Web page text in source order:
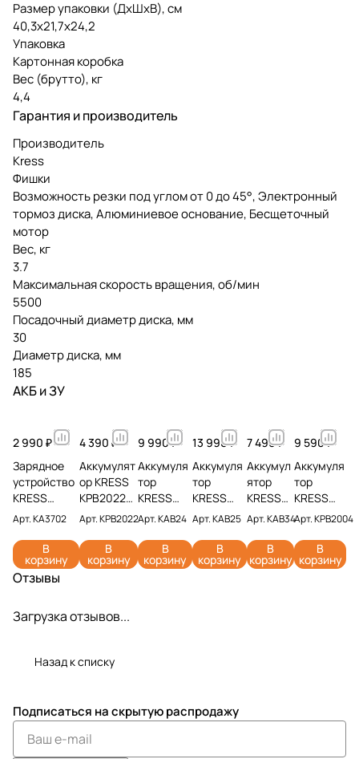
Размер упаковки (ДxШxВ), см
40,3x21,7x24,2
Упаковка
Картонная коробка
Вес (брутто), кг
4,4
Гарантия и производитель
Производитель
Kress
Фишки
Возможность резки под углом от 0 до 45°, Электронный
тормоз диска, Алюминиевое основание, Бесщеточный
мотор
Вес, кг
3.7
Максимальная скорость вращения, об/мин
5500
Посадочный диаметр диска, мм
30
Диаметр диска, мм
185
АКБ и ЗУ
2 990 ₽
Зарядное
устройство
KRESS
KA3702 20V
2A
Арт.KA3702
В
корзину
4 390 ₽
Аккумулят
ор KRESS
KPB2022
20V 2 Ач
Арт.KPB2022
В
корзину
9 990 ₽
Аккумуля
тор
KRESS
KAB24
20V 6 Ач
Арт.KAB24
В
корзину
13 990 ₽
Аккумуля
тор
KRESS
KAB25
20V 8 Ач
Арт.KAB25
В
корзину
7 490 ₽
Аккумул
ятор
KRESS
KAB34
4Ач
Арт.KAB34
В
корзину
9 590 ₽
Аккумуля
тор
KRESS
KPB2004
4 Ач
Арт.KPB2004
В
корзину
Отзывы
Загрузка отзывов...
Назад к списку
Подписаться на скрытую распродажу